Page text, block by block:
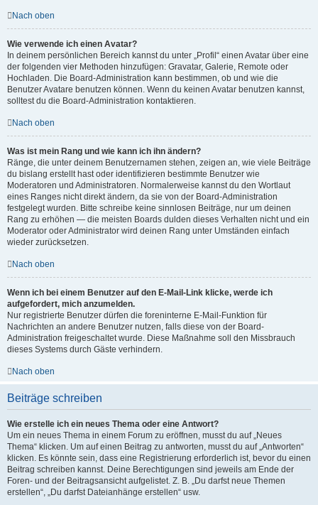
Nach oben
Wie verwende ich einen Avatar?
In deinem persönlichen Bereich kannst du unter „Profil“ einen Avatar über eine
der folgenden vier Methoden hinzufügen: Gravatar, Galerie, Remote oder
Hochladen. Die Board-Administration kann bestimmen, ob und wie die
Benutzer Avatare benutzen können. Wenn du keinen Avatar benutzen kannst,
solltest du die Board-Administration kontaktieren.
Nach oben
Was ist mein Rang und wie kann ich ihn ändern?
Ränge, die unter deinem Benutzernamen stehen, zeigen an, wie viele Beiträge
du bislang erstellt hast oder identifizieren bestimmte Benutzer wie
Moderatoren und Administratoren. Normalerweise kannst du den Wortlaut
eines Ranges nicht direkt ändern, da sie von der Board-Administration
festgelegt wurden. Bitte schreibe keine sinnlosen Beiträge, nur um deinen
Rang zu erhöhen — die meisten Boards dulden dieses Verhalten nicht und ein
Moderator oder Administrator wird deinen Rang unter Umständen einfach
wieder zurücksetzen.
Nach oben
Wenn ich bei einem Benutzer auf den E-Mail-Link klicke, werde ich
aufgefordert, mich anzumelden.
Nur registrierte Benutzer dürfen die foreninterne E-Mail-Funktion für
Nachrichten an andere Benutzer nutzen, falls diese von der Board-
Administration freigeschaltet wurde. Diese Maßnahme soll den Missbrauch
dieses Systems durch Gäste verhindern.
Nach oben
Beiträge schreiben
Wie erstelle ich ein neues Thema oder eine Antwort?
Um ein neues Thema in einem Forum zu eröffnen, musst du auf „Neues
Thema“ klicken. Um auf einen Beitrag zu antworten, musst du auf „Antworten“
klicken. Es könnte sein, dass eine Registrierung erforderlich ist, bevor du einen
Beitrag schreiben kannst. Deine Berechtigungen sind jeweils am Ende der
Foren- und der Beitragsansicht aufgelistet. Z. B. „Du darfst neue Themen
erstellen“, „Du darfst Dateianhänge erstellen“ usw.